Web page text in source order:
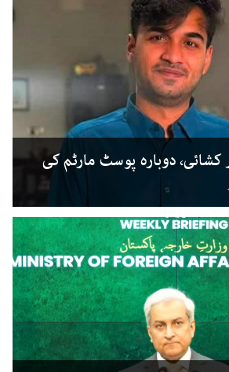
کشائی، دوبارہ پوسٹ مارٹم کی